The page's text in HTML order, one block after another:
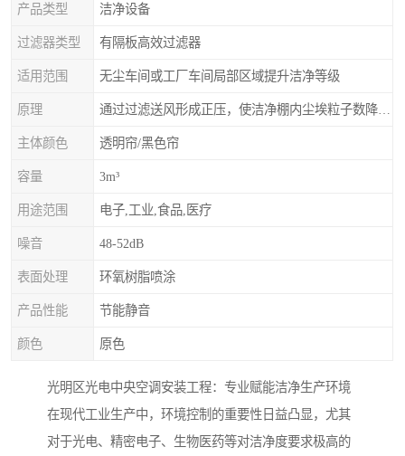
产品类型 洁净设备
过滤器类型 有隔板高效过滤器
适用范围 无尘车间或工厂车间局部区域提升洁净等级
原理
主体颜色 透明帘/黑色帘
容量 3m³
用途范围 电子,工业,食品,医疗
噪音 48-52dB
表面处理 环氧树脂喷涂
产品性能 节能静音
颜色 原色
光明区光电中央空调安装工程：专业赋能洁净生产环境
在现代工业生产中，环境控制的重要性日益凸显，尤其
对于光电、精密电子、生物医药等对洁净度要求极高的